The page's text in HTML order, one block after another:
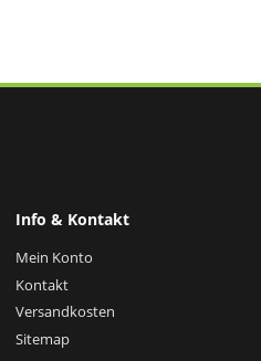
Info & Kontakt
Mein Konto
Kontakt
Versandkosten
Sitemap